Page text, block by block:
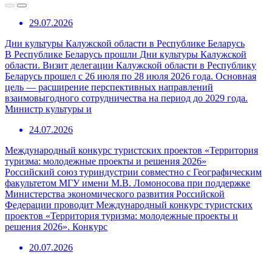
29.07.2026
Дни культуры Калужской области в Республике Беларусь
В Республике Беларусь прошли Дни культуры Калужской
области. Визит делегации Калужской области в Республику
Беларусь прошел с 26 июля по 28 июля 2026 года. Основная
цель — расширение перспективных направлений
взаимовыгодного сотрудничества на период до 2029 года.
Министр культуры и
24.07.2026
Международный конкурс туристских проектов «Территория
туризма: молодежные проекты и решения 2026»
Российский союз туриндустрии совместно с Географическим
факультетом МГУ имени М.В. Ломоносова при поддержке
Министерства экономического развития Российской
Федерации проводит Международный конкурс туристских
проектов «Территория туризма: молодежные проекты и
решения 2026». Конкурс
20.07.2026